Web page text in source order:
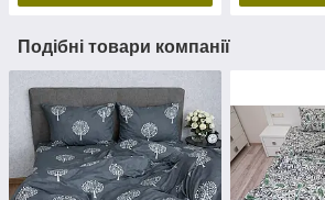
Подібні товари компанії